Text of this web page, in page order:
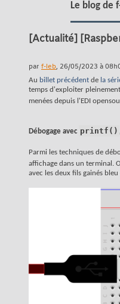
Le blog de
[Actualité]
par f-leb, 26/05/2023 à
Au billet précédent de la
temps d'exploiter
menées depuis l'EDI
Débogage avec printf()
Parmi les techniques de
affichage dans un terminal.
avec les deux fils gainés